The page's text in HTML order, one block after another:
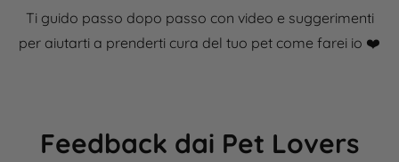
Ti guido passo dopo passo con video e suggerimenti
per aiutarti a prenderti cura del tuo pet come farei io ❤️​
Feedback dai Pet Lovers